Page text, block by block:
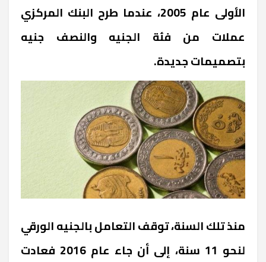
الأولى عام 2005، عندما طرح البنك المركزي
عملات من فئة الجنيه والنصف جنيه
بتصميمات جديدة.
منذ تلك السنة، توقف التعامل بالجنيه الورقي
لنحو 11 سنة، إلى أن جاء عام 2016 فعادت